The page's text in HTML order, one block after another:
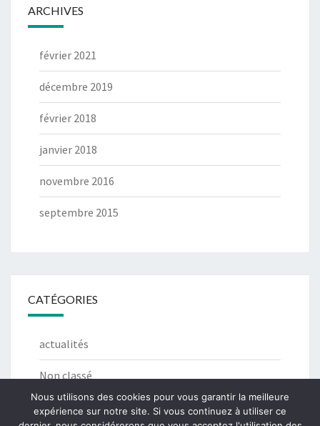
ARCHIVES
février 2021
décembre 2019
février 2018
janvier 2018
novembre 2016
septembre 2015
CATÉGORIES
actualités
Non classé
Nous utilisons des cookies pour vous garantir la meilleure
expérience sur notre site. Si vous continuez à utiliser ce